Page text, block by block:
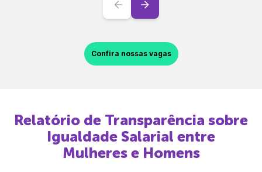
Confira nossas vagas
Relatório de Transparência sobre
Igualdade Salarial entre
Mulheres e Homens